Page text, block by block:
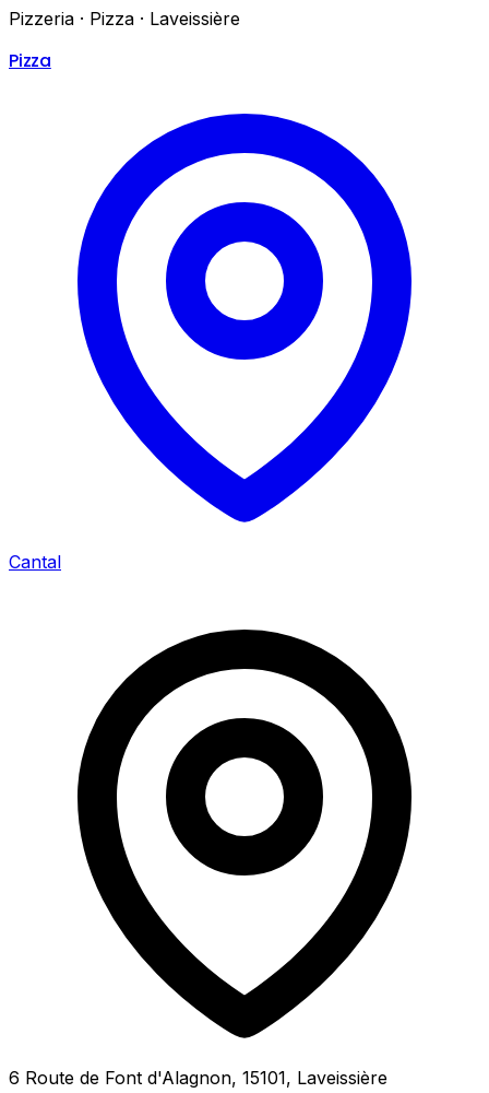
Pizzeria · Pizza · Laveissière
Pizza
Cantal
6 Route de Font d'Alagnon, 15101, Laveissière